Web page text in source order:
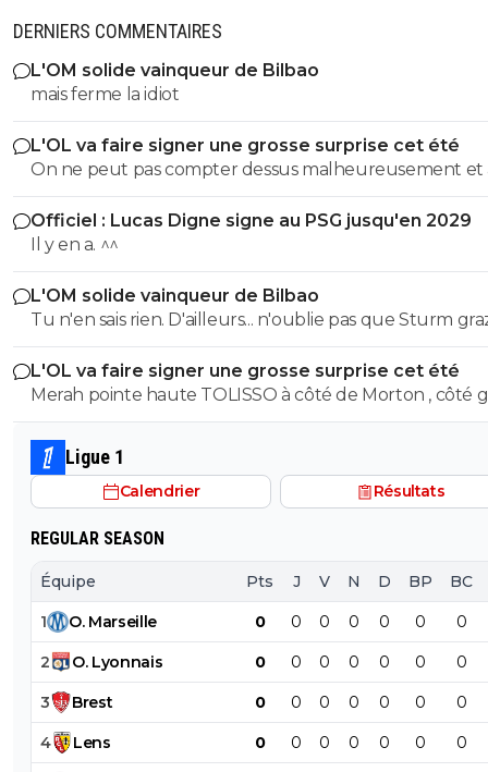
DERNIERS COMMENTAIRES
L'OM solide vainqueur de Bilbao
mais ferme la idiot
L'OL va faire signer une grosse surprise cet été
On ne peut pas compter dessus malheureusement et
son prêt ça a permis de prendre le latéral droit suisse.
Officiel : Lucas Digne signe au PSG jusqu'en 2029
Il y en a. ^^
L'OM solide vainqueur de Bilbao
Tu n'en sais rien. D'ailleurs... n'oublie pas que Sturm graz...
peut tout à fair renverser la vapeur et éliminer le
L'OL va faire signer une grosse surprise cet été
Merah pointe haute TOLISSO à côté de Morton , côté
mais pouvant aussi se projeter devant et accompagner
Merah et/ou Fofana
Ligue 1
Calendrier Résultats
REGULAR SEASON
Équipe Pts J V N D BP BC
1 O. Marseille 0 0 0 0 0 0 0
2 O. Lyonnais 0 0 0 0 0 0 0
3 Brest 0 0 0 0 0 0 0
4 Lens 0 0 0 0 0 0 0